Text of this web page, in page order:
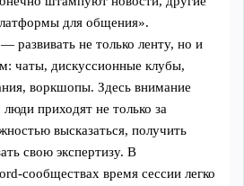
для общения».
развивать не только ленту, но и
чаты, дискуссионные клубы,
воркшопы. Здесь внимание
люди приходят не только за
высказаться, получить
свою экспертизу. В
время сессии легко